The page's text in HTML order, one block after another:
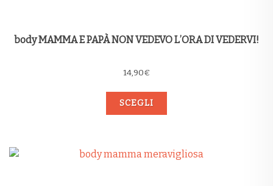
body MAMMA E PAPÀ NON VEDEVO L’ORA DI VEDERVI!
14,90€
SCEGLI